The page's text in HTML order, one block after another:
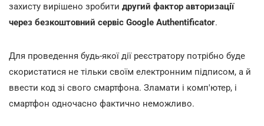
захисту вирішено зробити другий фактор авторизації
через безкоштовний сервіс Google Authentificator.
Для проведення будь-якої дії реєстратору потрібно буде
скористатися не тільки своїм електронним підписом, а й
ввести код зі свого смартфона. Зламати і комп'ютер, і
смартфон одночасно фактично неможливо.